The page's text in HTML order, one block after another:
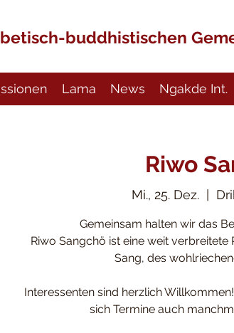
buddhistischen
Lama News Ngakde Int.
Riwo
Mi., 25. Dez.
  |
Gemeinsam halten wir das
Riwo Sangchö ist eine weit
Sang, des
Interessenten sind herzlich
sich Termine auch